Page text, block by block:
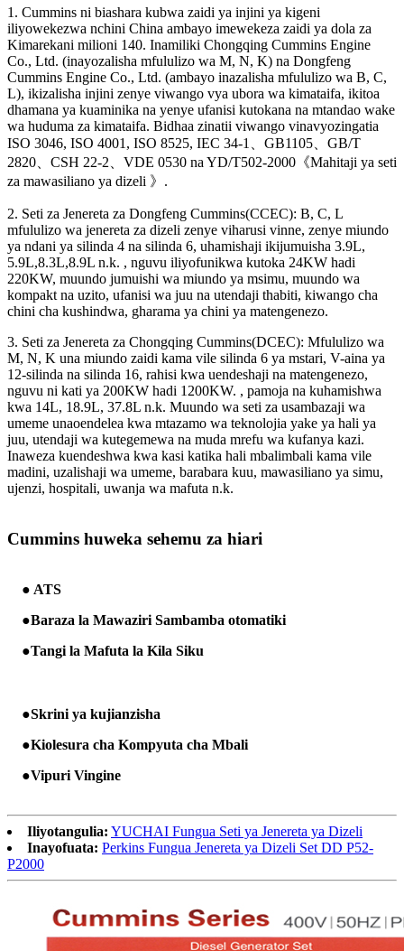
1. Cummins ni biashara kubwa zaidi ya injini ya kigeni
iliyowekezwa nchini China ambayo imewekeza zaidi ya dola za
Kimarekani milioni 140. Inamiliki Chongqing Cummins Engine
Co., Ltd. (inayozalisha mfululizo wa M, N, K) na Dongfeng
Cummins Engine Co., Ltd. (ambayo inazalisha mfululizo wa B, C,
L), ikizalisha injini zenye viwango vya ubora wa kimataifa, ikitoa
dhamana ya kuaminika na yenye ufanisi kutokana na mtandao wake
wa huduma za kimataifa. Bidhaa zinatii viwango vinavyozingatia
ISO 3046, ISO 4001, ISO 8525, IEC 34-1、GB1105、GB/T
2820、CSH 22-2、VDE 0530 na YD/T502-2000《Mahitaji ya seti
za mawasiliano ya dizeli 》.
2. Seti za Jenereta za Dongfeng Cummins(CCEC): B, C, L
mfululizo wa jenereta za dizeli zenye viharusi vinne, zenye miundo
ya ndani ya silinda 4 na silinda 6, uhamishaji ikijumuisha 3.9L,
5.9L,8.3L,8.9L n.k. , nguvu iliyofunikwa kutoka 24KW hadi
220KW, muundo jumuishi wa miundo ya msimu, muundo wa
kompakt na uzito, ufanisi wa juu na utendaji thabiti, kiwango cha
chini cha kushindwa, gharama ya chini ya matengenezo.
3. Seti za Jenereta za Chongqing Cummins(DCEC): Mfululizo wa
M, N, K una miundo zaidi kama vile silinda 6 ya mstari, V-aina ya
12-silinda na silinda 16, rahisi kwa uendeshaji na matengenezo,
nguvu ni kati ya 200KW hadi 1200KW. , pamoja na kuhamishwa
kwa 14L, 18.9L, 37.8L n.k. Muundo wa seti za usambazaji wa
umeme unaoendelea kwa mtazamo wa teknolojia yake ya hali ya
juu, utendaji wa kutegemewa na muda mrefu wa kufanya kazi.
Inaweza kuendeshwa kwa kasi katika hali mbalimbali kama vile
madini, uzalishaji wa umeme, barabara kuu, mawasiliano ya simu,
ujenzi, hospitali, uwanja wa mafuta n.k.
Cummins huweka sehemu za hiari
● ATS
●Baraza la Mawaziri Sambamba otomatiki
●Tangi la Mafuta la Kila Siku
●Skrini ya kujianzisha
●Kiolesura cha Kompyuta cha Mbali
●Vipuri Vingine
Iliyotangulia: YUCHAI Fungua Seti ya Jenereta ya Dizeli
Inayofuata: Perkins Fungua Jenereta ya Dizeli Set DD P52-
P2000